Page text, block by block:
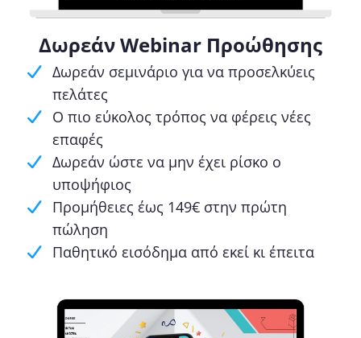
Δωρεάν Webinar Προώθησης
Δωρεάν σεμινάριο για να προσελκύεις
πελάτες
Ο πιο εύκολος τρόπος να φέρεις νέες
επαφές
Δωρεάν ώστε να μην έχει ρίσκο ο
υποψήφιος
Προμήθειες έως 149€ στην πρώτη
πώληση
Παθητικό εισόδημα από εκεί κι έπειτα